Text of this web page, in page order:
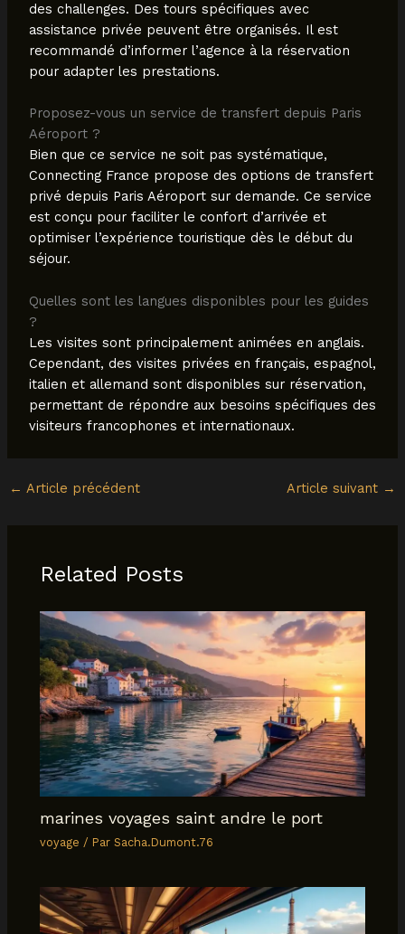
des challenges. Des tours spécifiques avec
assistance privée peuvent être organisés. Il est
recommandé d’informer l’agence à la réservation
pour adapter les prestations.
Proposez-vous un service de transfert depuis Paris
Aéroport ?
Bien que ce service ne soit pas systématique,
Connecting France propose des options de transfert
privé depuis Paris Aéroport sur demande. Ce service
est conçu pour faciliter le confort d’arrivée et
optimiser l’expérience touristique dès le début du
séjour.
Quelles sont les langues disponibles pour les guides
?
Les visites sont principalement animées en anglais.
Cependant, des visites privées en français, espagnol,
italien et allemand sont disponibles sur réservation,
permettant de répondre aux besoins spécifiques des
visiteurs francophones et internationaux.
← Article précédent Article suivant →
Related Posts
marines voyages saint andre le port
voyage / ParSacha.Dumont.76